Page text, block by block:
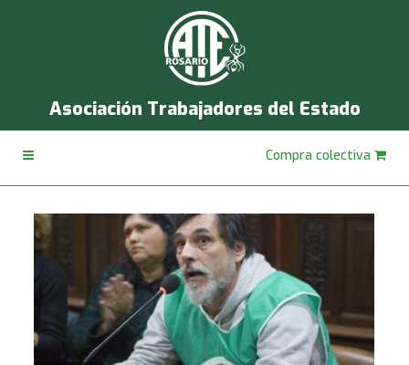
Asociación Trabajadores del Estado
Compra colectiva